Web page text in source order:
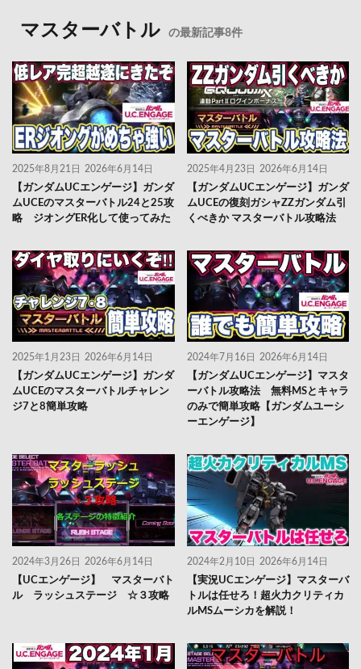
マスターバトル の最新記事8件
2025年8月21日 2026年6月14日
【ガンダムUCエンゲージ】ガンダ
ムUCEのマスターバトル24と25攻
略 ジオングER化して使ってみた
2025年4月23日 2026年6月14日
【ガンダムUCエンゲージ】ガンダ
ムUCEの復刻ガシャZZガンダム引
くべきか マスターバトル攻略法
2025年1月23日 2026年6月14日
【ガンダムUCエンゲージ】ガンダ
ムUCEのマスターバトルチャレン
ジ7と8簡単攻略
2024年7月16日 2026年6月14日
【ガンダムUCエンゲージ】マスタ
ーバトル攻略法 無料MSとキャラ
のみで簡単攻略【ガンダムユーシ
ーエンゲージ】
2024年3月26日 2026年6月14日
【UCエンゲージ】 マスターバト
ル ラッシュステージ ☆３攻略
2024年2月10日 2026年6月14日
【実況UCエンゲージ】マスターバ
トルは任せろ！超火力クリティカ
ルMSムーシカを解説！